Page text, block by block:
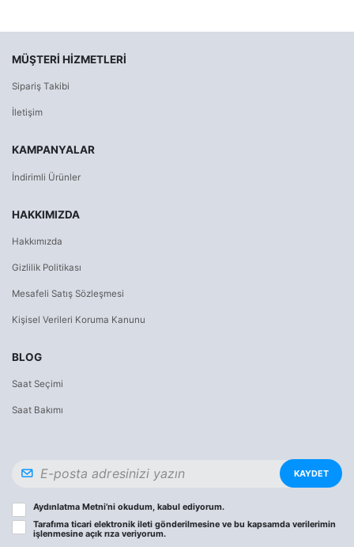
MÜŞTERI HIZMETLERI
Sipariş Takibi
İletişim
KAMPANYALAR
İndirimli Ürünler
HAKKIMIZDA
Hakkımızda
Gizlilik Politikası
Mesafeli Satış Sözleşmesi
Kişisel Verileri Koruma Kanunu
BLOG
Saat Seçimi
Saat Bakımı
KAYDET
Aydınlatma Metni’ni okudum, kabul ediyorum.
Tarafıma ticari elektronik ileti gönderilmesine ve bu kapsamda verilerimin
işlenmesine açık rıza veriyorum.